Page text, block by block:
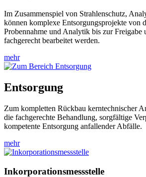
Im Zusammenspiel von Strahlenschutz,
können komplexe Entsorgungsprojekte von
Probennahme und Analytik bis zur Freigabe
fachgerecht bearbeitet werden.
mehr
Entsorgung
Zum kompletten Rückbau kerntechnischer
die fachgerechte Behandlung, sorgfältige
kompetente Entsorgung anfallender Abfälle.
mehr
Inkorporationsmessstelle